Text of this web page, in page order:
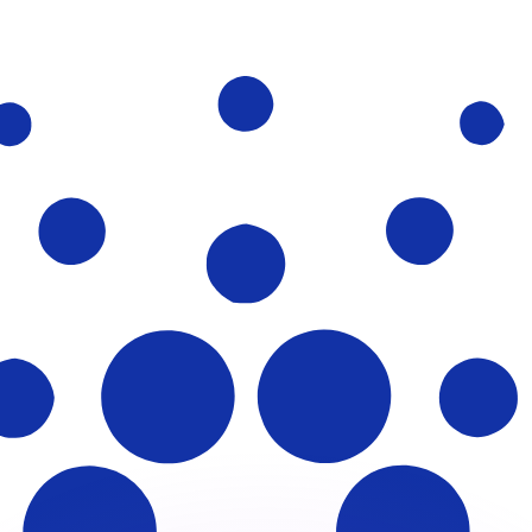
利なレートをご案内できます。
を目的としたものです。送金時にはこのレートは適用され